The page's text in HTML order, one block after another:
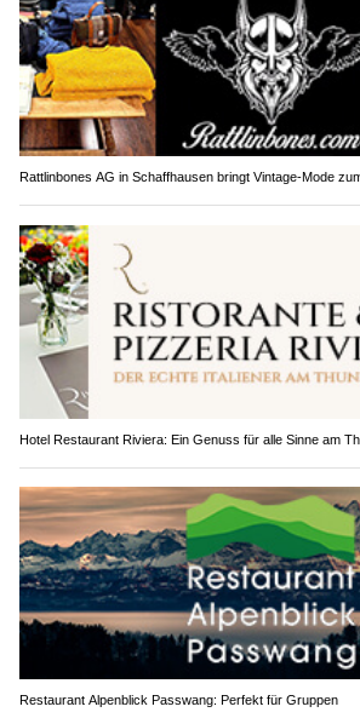
Rattlinbones AG in Schaffhausen bringt Vintage-Mode
Hotel Restaurant Riviera: Ein Genuss für alle Sinne am
Restaurant Alpenblick Passwang: Perfekt für Gruppen